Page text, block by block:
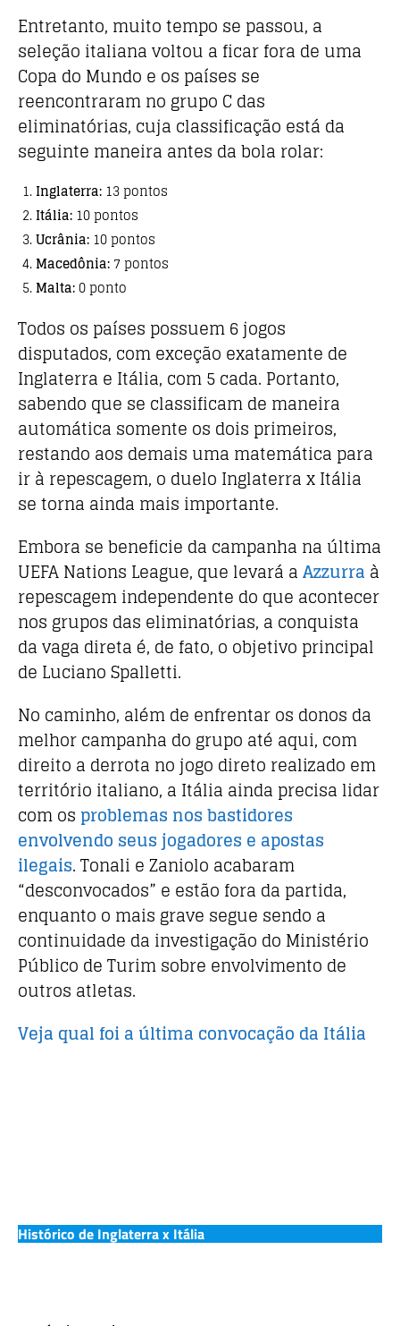
Entretanto, muito tempo se passou, a
seleção italiana voltou a ficar fora de uma
Copa do Mundo e os países se
reencontraram no grupo C das
eliminatórias, cuja classificação está da
seguinte maneira antes da bola rolar:
Inglaterra: 13 pontos
Itália: 10 pontos
Ucrânia: 10 pontos
Macedônia: 7 pontos
Malta:0 ponto
Todos os países possuem 6 jogos
disputados, com exceção exatamente de
Inglaterra e Itália, com 5 cada. Portanto,
sabendo que se classificam de maneira
automática somente os dois primeiros,
restando aos demais uma matemática para
ir à repescagem, o duelo Inglaterra x Itália
se torna ainda mais importante.
Embora se beneficie da campanha na última
UEFA Nations League, que levará aAzzurra à
repescagem independente do que acontecer
nos grupos das eliminatórias, a conquista
da vaga direta é, de fato, o objetivo principal
de Luciano Spalletti.
No caminho, além de enfrentar os donos da
melhor campanha do grupo até aqui, com
direito a derrota no jogo direto realizado em
território italiano, a Itália ainda precisa lidar
com os problemas nos bastidores
envolvendo seus jogadores e apostas
ilegais. Tonali e Zaniolo acabaram
“desconvocados” e estão fora da partida,
enquanto o mais grave segue sendo a
continuidade da investigação do Ministério
Público de Turim sobre envolvimento de
outros atletas.
Veja qual foi a última convocação da Itália
Histórico de Inglaterra x Itália